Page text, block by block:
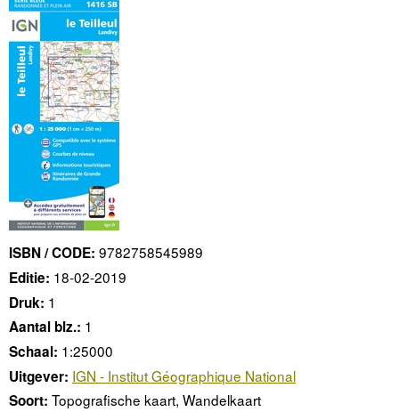
ISBN / CODE: 9782758545989
Editie: 18-02-2019
Druk: 1
Aantal blz.: 1
Schaal: 1:25000
Uitgever: IGN - Institut Géographique National
Soort: Topografische kaart, Wandelkaart